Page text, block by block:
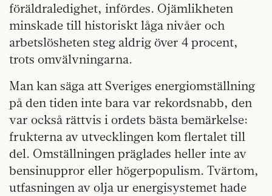
föräldraledighet, infördes. Ojämlikheten
minskade till historiskt låga nivåer och
arbetslösheten steg aldrig över 4 procent,
trots omvälvningarna.
Man kan säga att Sveriges energiomställning
på den tiden inte bara var rekordsnabb, den
var också rättvis i ordets bästa bemärkelse:
frukterna av utvecklingen kom flertalet till
del. Omställningen präglades heller inte av
bensinuppror eller högerpopulism. Tvärtom,
utfasningen av olja ur energisystemet hade